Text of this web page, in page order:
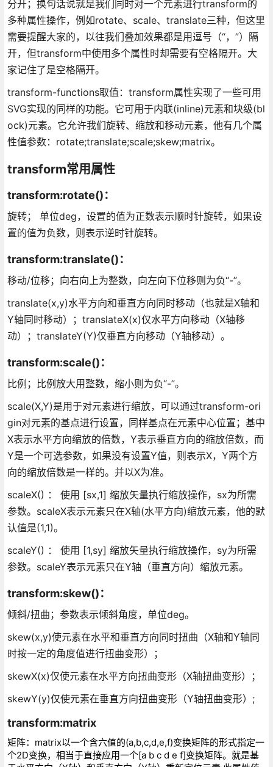
分开；换句话说就是我们同时对一个元素进行transform的
多种属性操作，例如rotate、scale、translate三种，但这里
需要提醒大家的，以往我们叠加效果都是用逗号（“，”）隔
开，但transform中使用多个属性时却需要有空格隔开。大
家记住了是空格隔开。
transform-functions取值：transform属性实现了一些可用
SVG实现的同样的功能。它可用于内联(inline)元素和块级(bl
ock)元素。它允许我们旋转、缩放和移动元素，他有几个属
性值参数：rotate;translate;scale;skew;matrix。
transform常用属性
transform:rotate()：
旋转； 单位deg，设置的值为正数表示顺时针旋转，如果设
置的值为负数，则表示逆时针旋转。
transform:translate()：
移动/位移；向右向上为整数，向左向下位移则为负“-”。
translate(x,y)水平方向和垂直方向同时移动（也就是X轴和
Y轴同时移动）；translateX(x)仅水平方向移动（X轴移
动）；translateY(Y)仅垂直方向移动（Y轴移动）。
transform:scale()：
比例；比例放大用整数，缩小则为负“-”。
scale(X,Y)是用于对元素进行缩放，可以通过transform-ori
gin对元素的基点进行设置，同样基点在元素中心位置；基中
X表示水平方向缩放的倍数，Y表示垂直方向的缩放倍数，而
Y是一个可选参数，如果没有设置Y值，则表示X，Y两个方
向的缩放倍数是一样的。并以X为准。
scaleX() ： 使用 [sx,1] 缩放矢量执行缩放操作，sx为所需
参数。scaleX表示元素只在X轴(水平方向)缩放元素，他的默
认值是(1,1)。
scaleY() ： 使用 [1,sy] 缩放矢量执行缩放操作，sy为所需
参数。scaleY表示元素只在Y轴（垂直方向）缩放元素。
transform:skew()：
倾斜/扭曲；参数表示倾斜角度，单位deg。
skew(x,y)使元素在水平和垂直方向同时扭曲（X轴和Y轴同
时按一定的角度值进行扭曲变形）；
skewX(x)仅使元素在水平方向扭曲变形（X轴扭曲变形）；
skewY(y)仅使元素在垂直方向扭曲变形（Y轴扭曲变形）;
transform:matrix
矩阵：matrix以一个含六值的(a,b,c,d,e,f)变换矩阵的形式指定一
个2D变换，相当于直接应用一个[a b c d e f]变换矩阵。就是基